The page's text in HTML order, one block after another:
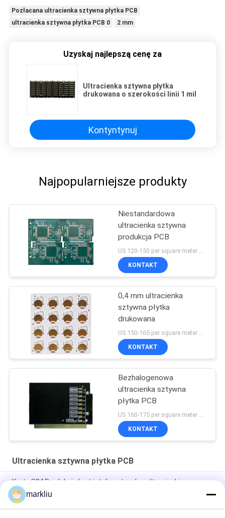
Pozłacana ultracienka sztywna płytka PCB
ultracienka sztywna płytka PCB 0
2 mm
Uzyskaj najlepszą cenę za
Ultracienka sztywna płytka
drukowana o szerokości linii 1 mil
Kontyntynuj
Najpopularniejsze produkty
Niestandardowa
ultracienka sztywna
produkcja PCB
US 120-150 per square meter MOQ:1 metr kwadratowy
KONTAKT
0,4 mm ultracienka
sztywna płytka
drukowana
KONTAKT
Bezhalogenowa
ultracienka sztywna
płytka PCB
KONTAKT
Ultracienka sztywna płytka PCB
Karta SIM Produkcja kart inteligentnych z ultracienkim
rdzeniem
Podłoże pamięci NAND ultracienki surowiec FR4 rdzeń BT
markliu